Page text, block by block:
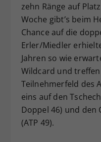
zehn Ränge auf
Woche gibt’s beim
Chance auf die
Erler/Miedler
Jahren so wie
Wildcard und
Teilnehmerfeld des
eins auf den
Doppel 46) und den
(ATP 49).